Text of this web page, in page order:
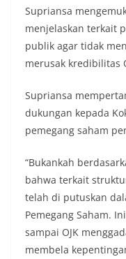
Supriansa
menjelaskan terkait
publik agar tidak
merusak kredibilitas
Supriansa
dukungan kepada
pemegang saham
“Bukankah
bahwa terkait
telah di putuskan
Pemegang Saham.
sampai OJK
membela